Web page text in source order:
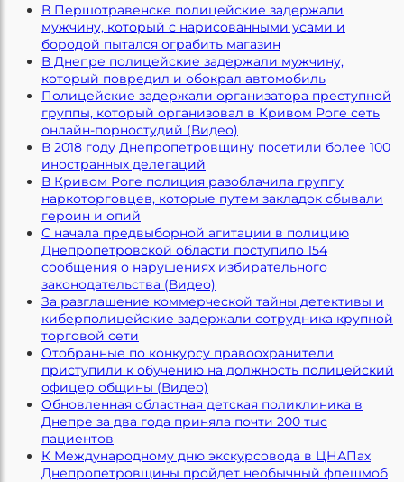
В Першотравенске полицейские задержали
мужчину, который с нарисованными усами и
бородой пытался ограбить магазин
В Днепре полицейские задержали мужчину,
который повредил и обокрал автомобиль
Полицейские задержали организатора преступной
группы, который организовал в Кривом Роге сеть
онлайн-порностудий (Видео)
В 2018 году Днепропетровщину посетили более 100
иностранных делегаций
В Кривом Роге полиция разоблачила группу
наркоторговцев, которые путем закладок сбывали
героин и опий
С начала предвыборной агитации в полицию
Днепропетровской области поступило 154
сообщения о нарушениях избирательного
законодательства (Видео)
За разглашение коммерческой тайны детективы и
киберполицейские задержали сотрудника крупной
торговой сети
Отобранные по конкурсу правоохранители
приступили к обучению на должность полицейский
офицер общины (Видео)
Обновленная областная детская поликлиника в
Днепре за два года приняла почти 200 тыс
пациентов
К Международному дню экскурсовода в ЦНАПах
Днепропетровщины пройдет необычный флешмоб